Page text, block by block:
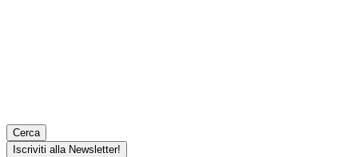
Cerca
Iscriviti alla Newsletter!